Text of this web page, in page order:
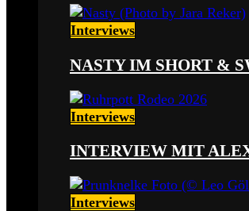
Interviews
NASTY IM SHORT &
Interviews
INTERVIEW MIT
Interviews